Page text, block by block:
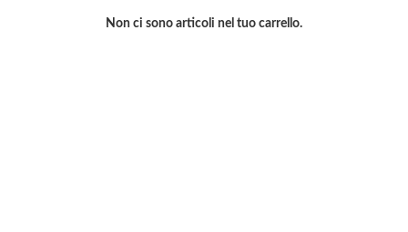
Non ci sono articoli nel tuo carrello.